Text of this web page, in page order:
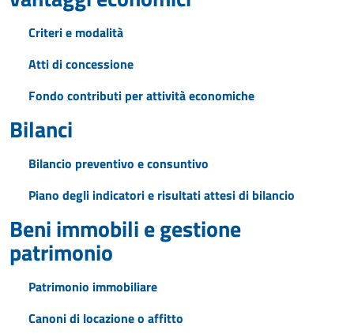
Criteri e modalità
Atti di concessione
Fondo contributi per attività economiche
Bilanci
Bilancio preventivo e consuntivo
Piano degli indicatori e risultati attesi di bilancio
Beni immobili e gestione
patrimonio
Patrimonio immobiliare
Canoni di locazione o affitto